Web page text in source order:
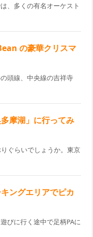
、多くの有名オーケスト
の豪華クリスマ
頭線、中央線の吉祥寺
摩湖」に行ってみ
ぐらいでしょうか。東京
ングエリアでピカ
びに行く途中で足柄PAに